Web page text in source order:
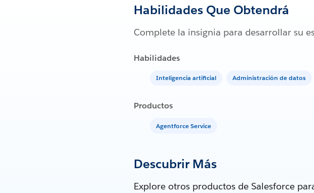
Habilidades Que Obtendrá
Complete la insignia para desarrollar su
Habilidades
Inteligencia artificial Administración de datos
Productos
Agentforce Service
Descubrir Más
Explore otros productos de Salesforce